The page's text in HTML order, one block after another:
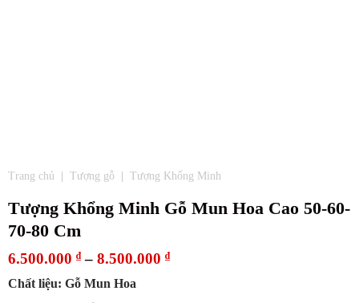
Trang chủ Tượng gỗ Tượng Khổng Minh
Tượng Khổng Minh Gỗ Mun Hoa Cao 50-60-
70-80 Cm
6.500.000 ₫ – 8.500.000 ₫
Chất liệu: Gỗ Mun Hoa